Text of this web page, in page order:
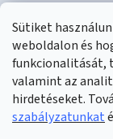
Sütiket
weboldalon és
funkcionalitását,
valamint az
hirdetéseket.
szabályzatunkat